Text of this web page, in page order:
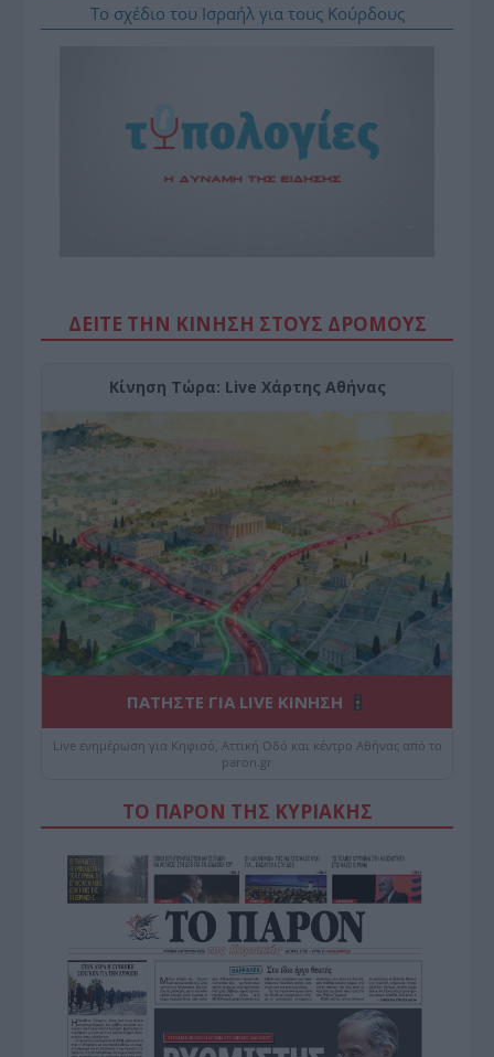
Το σχέδιο του Ισραήλ για τους Κούρδους
ΔΕΙΤΕ ΤΗΝ ΚΙΝΗΣΗ ΣΤΟΥΣ ΔΡΌΜΟΥΣ
Κίνηση Τώρα: Live Χάρτης Αθήνας
ΠΑΤΗΣΤΕ ΓΙΑ LIVE ΚΙΝΗΣΗ
Live ενημέρωση για Κηφισό, Αττική Οδό και κέντρο Αθήνας από το
paron.gr
ΤΟ ΠΑΡΟΝ ΤΗΣ ΚΥΡΙΑΚΗΣ